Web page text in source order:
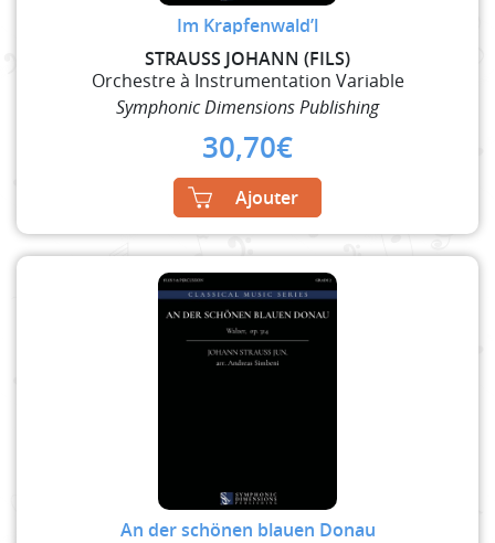
Im Krapfenwald’l
STRAUSS JOHANN (FILS)
Orchestre à Instrumentation Variable
Symphonic Dimensions Publishing
30,70€
Ajouter
An der schönen blauen Donau